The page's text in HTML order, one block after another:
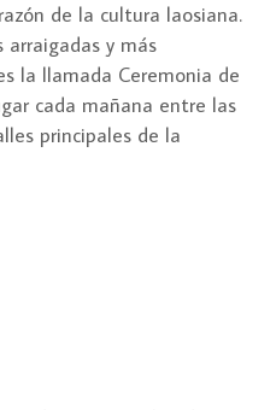
de la cultura laosiana.
arraigadas y más
la llamada Ceremonia de
cada mañana entre las
principales de la